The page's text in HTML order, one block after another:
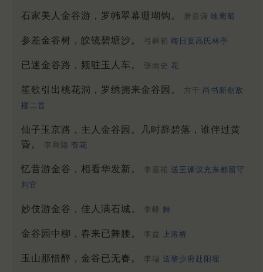
石家美人金谷游，罗帏翠幕珊瑚钩。 唐彦谦 咏葡萄
参差金谷树，皎镜碧塘沙。 弓嗣初 晦日宴高氏林亭
已迷金谷路，频驻玉人车。 张南史 花
笙歌引出桃花洞，罗绣拥来金谷园。 方干 尚书新创敌
楼二首
仙子玉京路，主人金谷园。几时辞碧落，谁伴过黄
昏。
李商隐 杏花
忆昔游金谷，相看华发新。 李嘉祐 送王谏议充东都留守
判官
妙伎游金谷，佳人满石城。 李峤 舞
金谷园中柳，春来已舞腰。 李益 上洛桥
玉山那惜醉，金谷已无春。 李端 送黎少府赴阳翟